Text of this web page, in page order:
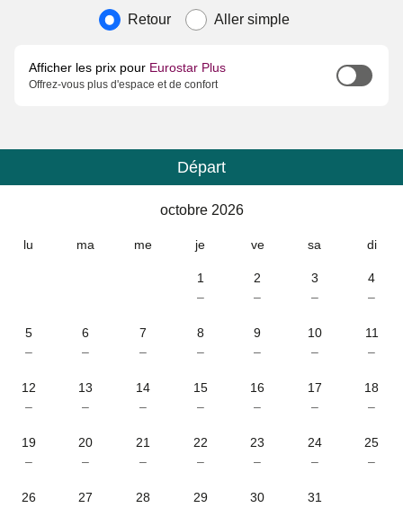
Type de voyage
Retour Aller simple
Afficher les prix pour Eurostar Plus
Offrez-vous plus d'espace et de confort
Calendrier
Départ
octobre 2026
lu ma me je ve sa di
1
–
2
–
3
–
4
–
5
–
6
–
7
–
8
–
9
–
10
–
11
–
12
–
13
–
14
–
15
–
16
–
17
–
18
–
19
–
20
–
21
–
22
–
23
–
24
–
25
–
26
27
28
29
30
31